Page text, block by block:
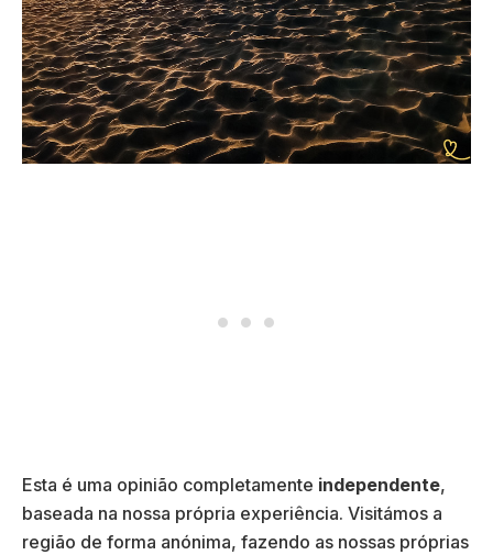
Esta é uma opinião completamente independente,
baseada na nossa própria experiência. Visitámos a
região de forma anónima, fazendo as nossas próprias